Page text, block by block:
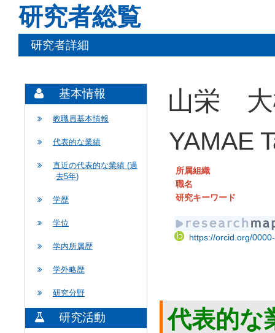
研究者総覧
研究者詳細
基本情報
教職員基本情報
代表的な業績
直近の代表的な業績 (過
去5年)
学歴
学位
学内所属歴
学外略歴
研究分野
研究活動
山栄 大
YAMAE
所属組織
職名
研究キーワード
https://orcid.org/
代表的な